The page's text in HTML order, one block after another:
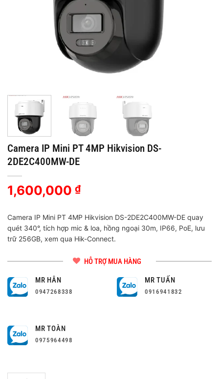
Camera IP Mini PT 4MP Hikvision DS-
2DE2C400MW-DE
1,600,000 ₫
Camera IP Mini PT 4MP Hikvision DS-2DE2C400MW-DE quay
quét 340°, tích hợp mic & loa, hồng ngoại 30m, IP66, PoE, lưu
trữ 256GB, xem qua Hik-Connect.
HỖ TRỢ MUA HÀNG
MR HÂN
0947268338
MR TUẤN
0916941832
MR TOÀN
0975964498